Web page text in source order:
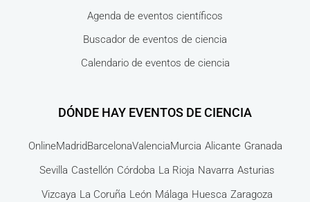
Agenda de eventos científicos
Buscador de eventos de ciencia
Calendario de eventos de ciencia
DÓNDE HAY EVENTOS DE CIENCIA
OnlineMadridBarcelonaValenciaMurcia Alicante Granada
Sevilla Castellón Córdoba La Rioja Navarra Asturias
Vizcaya La Coruña León Málaga Huesca Zaragoza